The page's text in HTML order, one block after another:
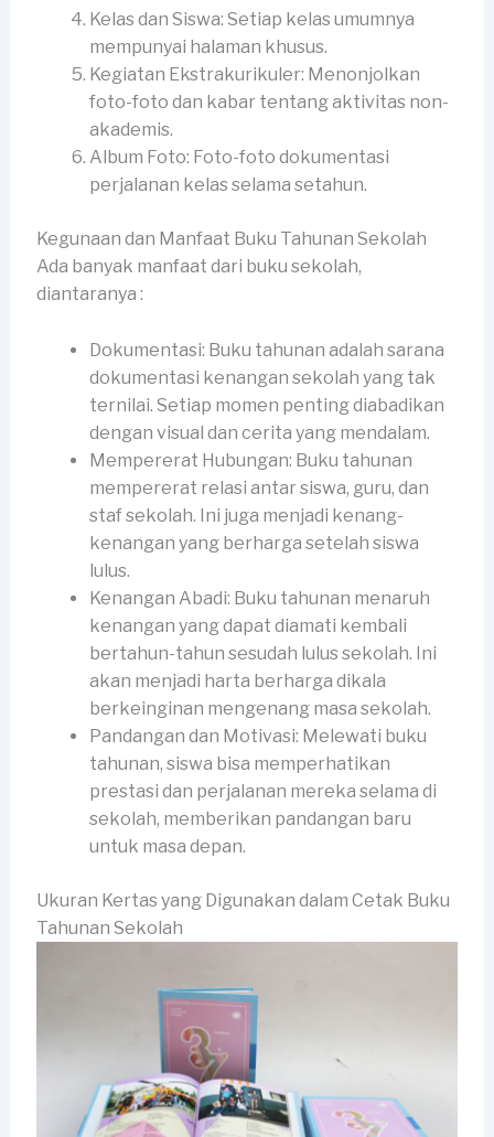
Kelas dan Siswa: Setiap kelas umumnya
mempunyai halaman khusus.
Kegiatan Ekstrakurikuler: Menonjolkan
foto-foto dan kabar tentang aktivitas non-
akademis.
Album Foto: Foto-foto dokumentasi
perjalanan kelas selama setahun.
Kegunaan dan Manfaat Buku Tahunan Sekolah
Ada banyak manfaat dari buku sekolah,
diantaranya :
Dokumentasi: Buku tahunan adalah sarana
dokumentasi kenangan sekolah yang tak
ternilai. Setiap momen penting diabadikan
dengan visual dan cerita yang mendalam.
Mempererat Hubungan: Buku tahunan
mempererat relasi antar siswa, guru, dan
staf sekolah. Ini juga menjadi kenang-
kenangan yang berharga setelah siswa
lulus.
Kenangan Abadi: Buku tahunan menaruh
kenangan yang dapat diamati kembali
bertahun-tahun sesudah lulus sekolah. Ini
akan menjadi harta berharga dikala
berkeinginan mengenang masa sekolah.
Pandangan dan Motivasi: Melewati buku
tahunan, siswa bisa memperhatikan
prestasi dan perjalanan mereka selama di
sekolah, memberikan pandangan baru
untuk masa depan.
Ukuran Kertas yang Digunakan dalam Cetak Buku
Tahunan Sekolah